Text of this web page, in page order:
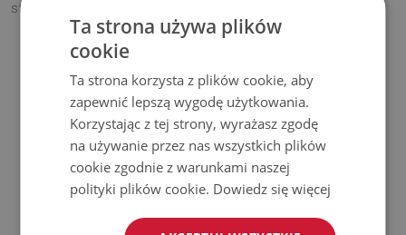
stylowy akcent?
Zalety naszych dywaników
Antypoślizgowy spód. Nasze dywaniki z warstwą
antypoślizgową są bezpieczne i stabilne na różnego rodzaju
podłożach, takich jak drewno czy płytki. Spodnią stronę
zwiększa komfort użytkowania. Przed rozłożeniem upewnij
Ta strona używa plików
cookie
Ta strona korzysta z plików cookie, aby
zapewnić lepszą wygodę użytkowania.
Korzystając z tej strony, wyrażasz zgodę
na używanie przez nas wszystkich plików
cookie zgodnie z warunkami naszej
polityki plików cookie. Dowiedz się więcej